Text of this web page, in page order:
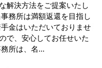
解決方法をご提案いたし
務所は満額返還を目指し
金はいただいておりませ
で、安心してお任せいた
所は、名...